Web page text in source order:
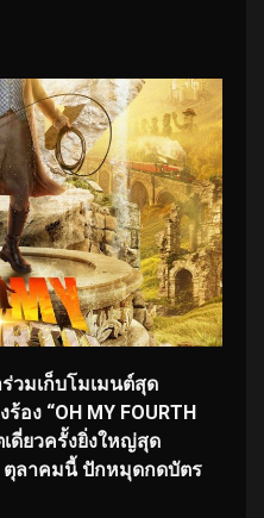
วมเก็บโมเมนต์สุด
ง “OH MY FOURTH
เดี่ยวครั้งยิ่งใหญ่สุด
ตุลาคมนี้ ปักหมุดกดบัตร